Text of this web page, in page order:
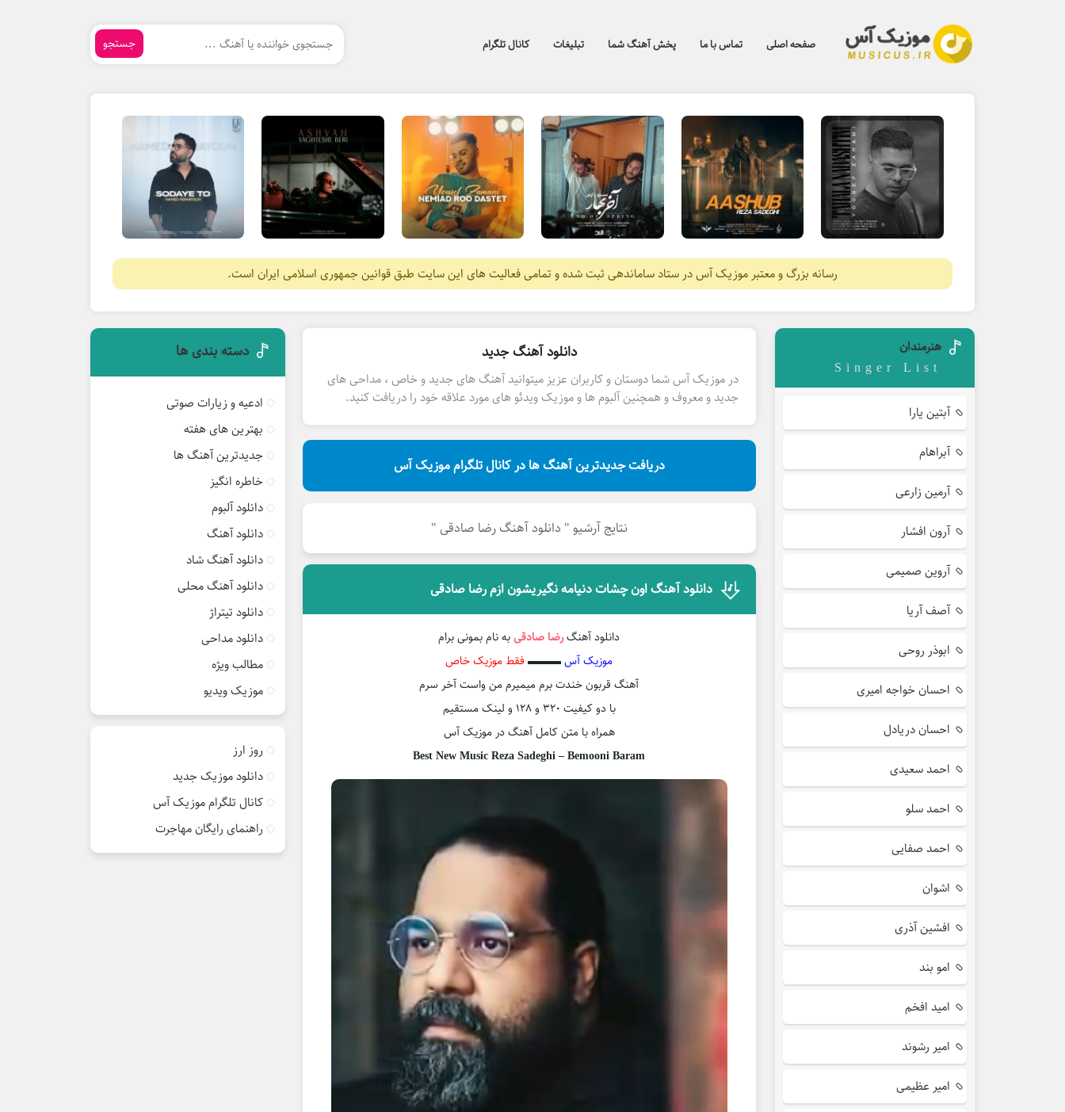
صفحه اصلی تماس با ما پخش آهنگ شما تبلیغات کانال تلگرام جستجو
رسانه بزرگ و معتبر موزیک آس در ستاد ساماندهی ثبت شده و تمامی فعالیت های این سایت طبق قوانین جمهوری اسلامی ایران است.
دانلود آهنگ جدید
در موزیک آس شما دوستان و کاربران عزیز میتوانید آهنگ های جدید و خاص ، مداحی های
جدید و معروف و همچنین آلبوم ها و موزیک ویدئو های مورد علاقه خود را دریافت کنید.
دریافت جدیدترین آهنگ ها در کانال تلگرام موزیک آس
نتایج آرشیو " دانلود آهنگ رضا صادقی "
دانلود آهنگ اون چشات دنیامه نگیریشون ازم رضا صادقی
دانلود آهنگرضا صادقیبه نام بمونی برام
موزیک آس▬▬▬فقط موزیک خاص
آهنگ قربون خندت برم میمیرم من واست آخر سرم
با دو کیفیت ۳۲۰ و ۱۲۸ و لینک مستقیم
همراه با متن کامل آهنگ در موزیک آس
Best New Music Reza Sadeghi – Bemooni Baram
هنرمندان
Singer List
آبتین یارا
آبراهام
آرمین زارعی
آرون افشار
آروین صمیمی
آصف آریا
ابوذر روحی
احسان خواجه امیری
احسان دریادل
احمد سعیدی
احمد سلو
احمد صفایی
اشوان
افشین آذری
امو بند
امید افخم
امیر رشوند
امیر عظیمی
دسته بندی ها
ادعیه و زیارات صوتی
بهترین های هفته
جدیدترین آهنگ ها
خاطره انگیز
دانلود آلبوم
دانلود آهنگ
دانلود آهنگ شاد
دانلود آهنگ محلی
دانلود تیتراژ
دانلود مداحی
مطالب ویژه
موزیک ویدیو
روز ارز
دانلود موزیک جدید
کانال تلگرام موزیک آس
راهنمای رایگان مهاجرت